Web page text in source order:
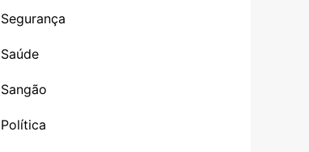
Segurança
Saúde
Sangão
Política